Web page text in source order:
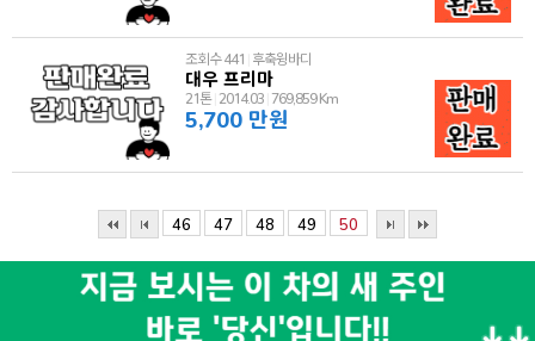
조회수 441 후축윙바디
대우 프리마
21톤 2014.03 769,859 Km
5,700 만원
46 47 48 49 50